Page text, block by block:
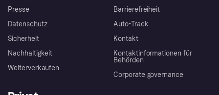
Presse
Datenschutz
Sicherheit
Nachhaltigkeit
Weiterverkaufen
Barrierefreiheit
Auto-Track
Kontakt
Kontaktinformationen für
Behörden
Corporate governance